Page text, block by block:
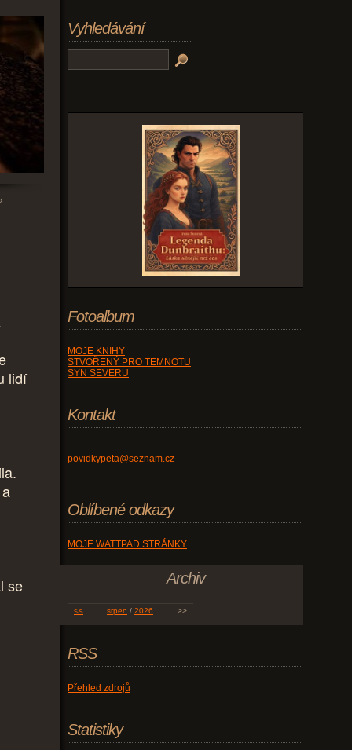
lidí
se
Vyhledávání
Fotoalbum
MOJE KNIHY
STVOŘENÝ PRO TEMNOTU
SYN SEVERU
Kontakt
povidkypeta@seznam.cz
Oblíbené odkazy
MOJE WATTPAD STRÁNKY
Archiv
<< srpen / 2026 >>
RSS
Přehled zdrojů
Statistiky